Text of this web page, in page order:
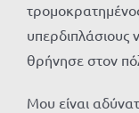
υπερδιπλάσιους
θρήνησε στον
Μου είναι